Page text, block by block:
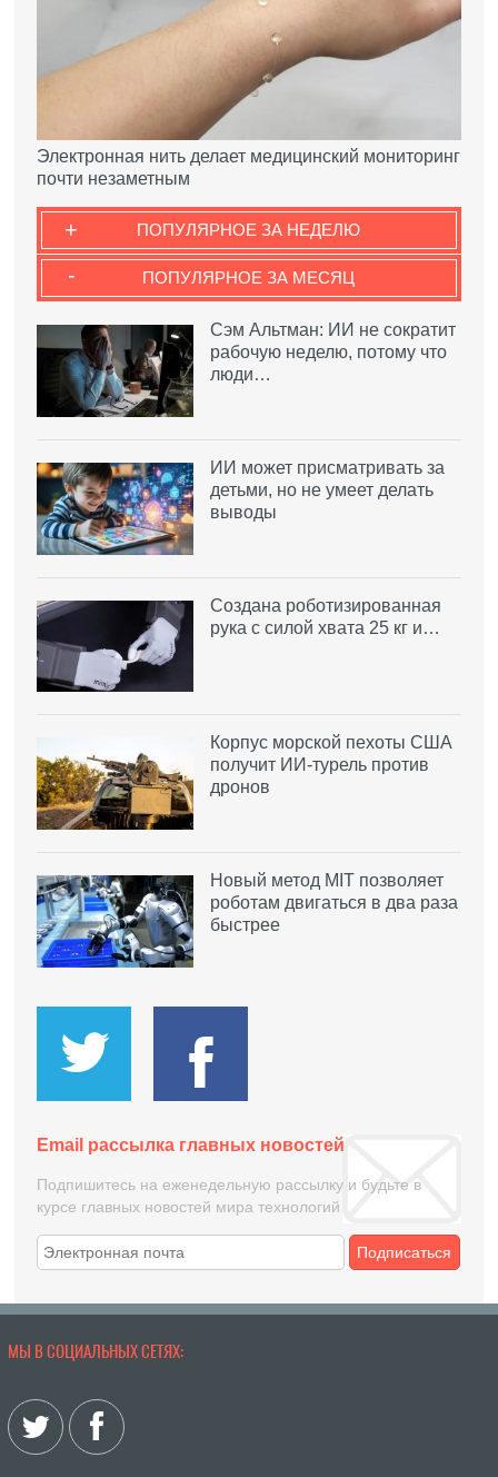
Электронная нить делает медицинский мониторинг
почти незаметным
ПОПУЛЯРНОЕ ЗА НЕДЕЛЮ
+
ПОПУЛЯРНОЕ ЗА МЕСЯЦ
-
Сэм Альтман: ИИ не сократит
рабочую неделю, потому что
люди…
ИИ может присматривать за
детьми, но не умеет делать
выводы
Создана роботизированная
рука с силой хвата 25 кг и…
Корпус морской пехоты США
получит ИИ-турель против
дронов
Новый метод MIT позволяет
роботам двигаться в два раза
быстрее
Email рассылка главных новостей
Подпишитесь на еженедельную рассылку и будьте в
курсе главных новостей мира технологий
Подписаться
МЫ В СОЦИАЛЬНЫХ СЕТЯХ: